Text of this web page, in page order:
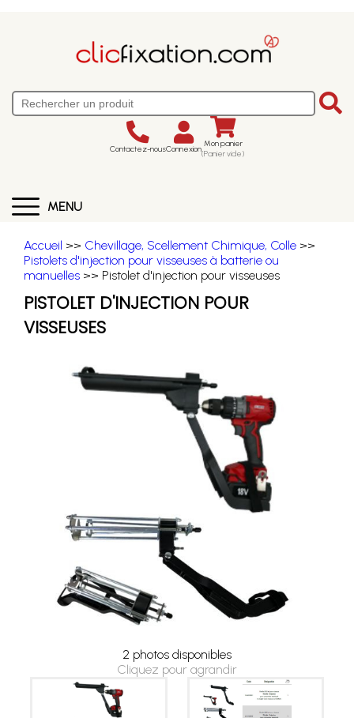
Contactez-nousConnexion Mon panier
(Panier vide)
MENU
Accueil >> Chevillage, Scellement Chimique, Colle >>
Pistolets d'injection pour visseuses à batterie ou
manuelles >> Pistolet d'injection pour visseuses
PISTOLET D'INJECTION POUR
VISSEUSES
2 photos disponibles
Cliquez pour agrandir